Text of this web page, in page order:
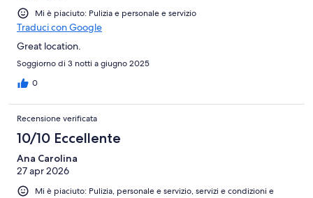
Mi è piaciuto: Pulizia e personale e servizio
Traduci con Google
Great location.
Soggiorno di 3 notti a giugno 2025
0
Recensione verificata
10/10 Eccellente
Ana Carolina
27 apr 2026
Mi è piaciuto: Pulizia, personale e servizio, servizi e condizioni e